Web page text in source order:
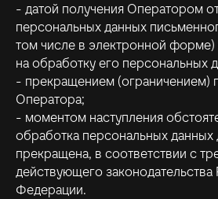
- датой получения Оператором
персональных данных
том числе в электронной форме)
на обработку его персональных
- прекращением (ограничением)
Оператора;
- моментом наступления
обработка персональных
прекращена, в соответствии с
действующего
Федерации.
Политика обработки
Согласие на получение информационной и
Согласие на распространение
связаться с поддержкой
хочу с вами +